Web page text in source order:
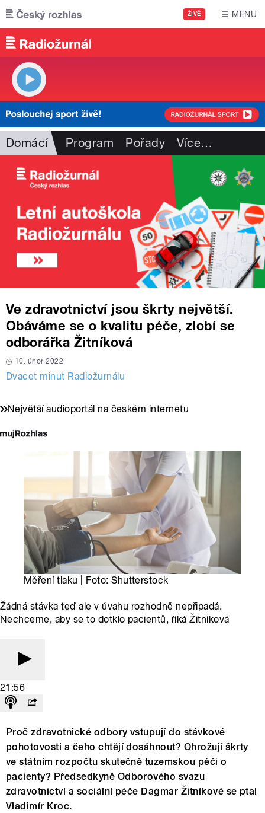
Přejít k hlavnímu obsahu
ŽIVĚ MENU
Domácí Program Pořady Více…
Ve zdravotnictví jsou škrty největší.
Obáváme se o kvalitu péče, zlobí se
odborářka Žitníková
10. únor 2022
Dvacet minut Radiožurnálu
Největší audioportál na českém internetu
Měření tlaku | Foto: Shutterstock
Žádná stávka teď ale v úvahu rozhodně nepřipadá.
Nechceme, aby se to dotklo pacientů, říká Žitníková
21:56
Proč zdravotnické odbory vstupují do stávkové
pohotovosti a čeho chtějí dosáhnout? Ohrožují škrty
ve státním rozpočtu skutečně tuzemskou péči o
pacienty? Předsedkyně Odborového svazu
zdravotnictví a sociální péče Dagmar Žitníkové se ptal
Vladimír Kroc.